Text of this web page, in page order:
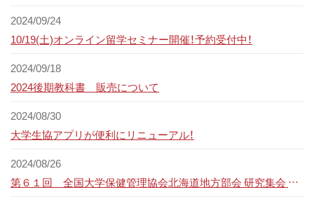
2024/09/24
10/19(土)オンライン留学セミナー開催！予約受付中！
2024/09/18
2024後期教科書 販売について
2024/08/30
大学生協アプリが便利にリニューアル！
2024/08/26
第６１回 全国大学保健管理協会北海道地方部会 研究集会 シンポジウム